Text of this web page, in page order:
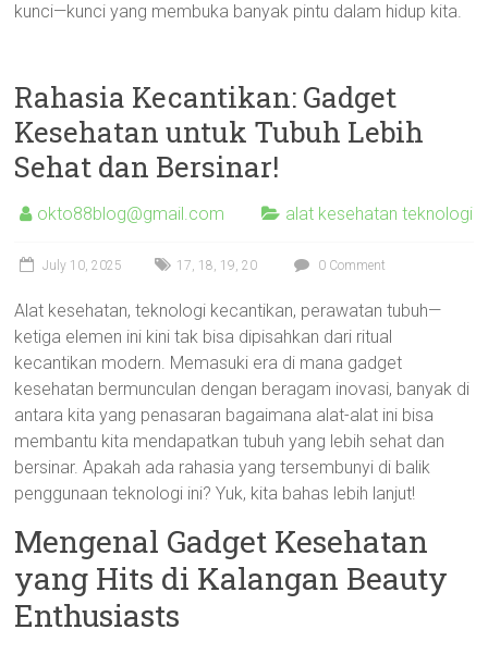
kunci—kunci yang membuka banyak pintu dalam hidup kita.
Rahasia Kecantikan: Gadget
Kesehatan untuk Tubuh Lebih
Sehat dan Bersinar!
okto88blog@gmail.com alat kesehatan teknologi
July 10, 2025 17, 18, 19,20 0 Comment
Alat kesehatan, teknologi kecantikan, perawatan tubuh—
ketiga elemen ini kini tak bisa dipisahkan dari ritual
kecantikan modern. Memasuki era di mana gadget
kesehatan bermunculan dengan beragam inovasi, banyak di
antara kita yang penasaran bagaimana alat-alat ini bisa
membantu kita mendapatkan tubuh yang lebih sehat dan
bersinar. Apakah ada rahasia yang tersembunyi di balik
penggunaan teknologi ini? Yuk, kita bahas lebih lanjut!
Mengenal Gadget Kesehatan
yang Hits di Kalangan Beauty
Enthusiasts